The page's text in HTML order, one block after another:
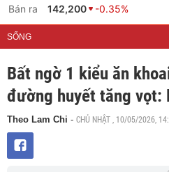
Bán ra
142,200 -0.35%
SỐNG
Bất ngờ 1 kiểu ăn
đường huyết tăng vọt:
Theo Lam Chi - CHỦ NHẬT , 10/05/2026,